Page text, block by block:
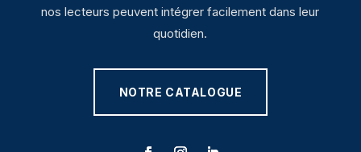
nos lecteurs peuvent intégrer facilement dans leur
quotidien.
NOTRE CATALOGUE